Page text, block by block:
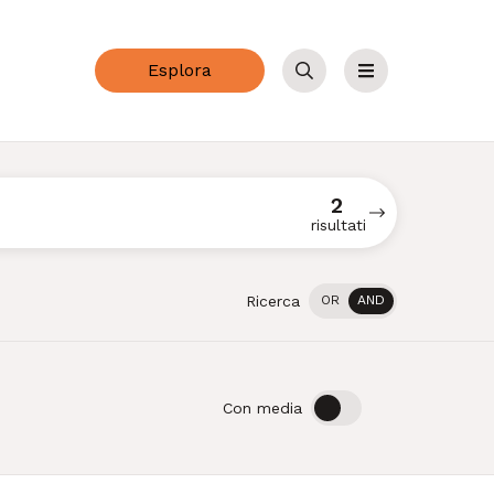
Esplora
Cerca Menu
2
risultati
Ricerca OR AND
Con media OFF